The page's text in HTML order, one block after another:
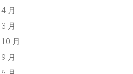
月
月
月
月